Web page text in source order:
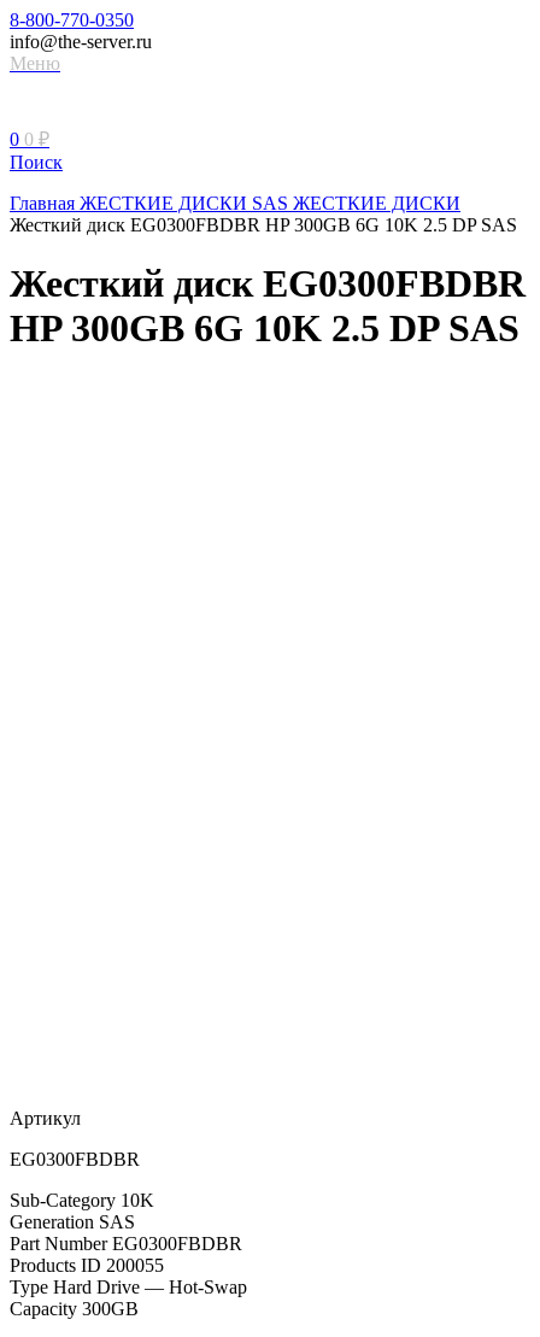
8-800-770-0350
info@the-server.ru
Меню
0 0 ₽
Поиск
Главная ЖЕСТКИЕ ДИСКИ SAS ЖЕСТКИЕ ДИСКИ
Жесткий диск EG0300FBDBR HP 300GB 6G 10K 2.5 DP SAS
Жесткий диск EG0300FBDBR
HP 300GB 6G 10K 2.5 DP SAS
Артикул
EG0300FBDBR
Sub-Category 10K
Generation SAS
Part Number EG0300FBDBR
Products ID 200055
Type Hard Drive — Hot-Swap
Capacity 300GB